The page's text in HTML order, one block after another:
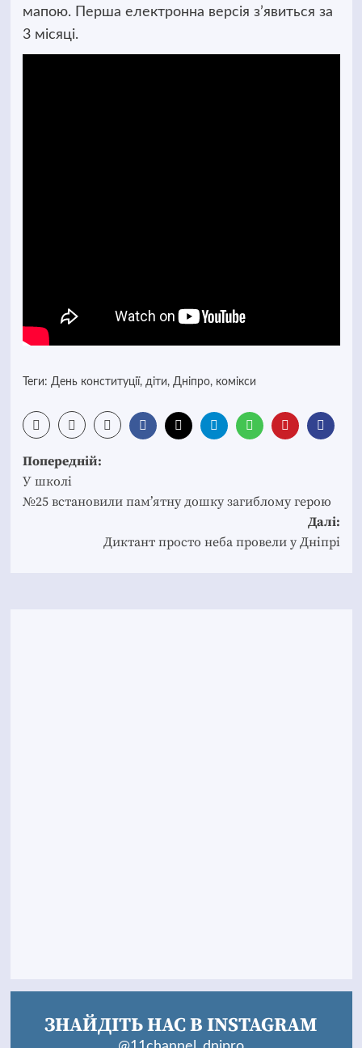
мапою. Перша електронна версія з’явиться за
3 місяці.
Теги: День конституції, діти, Дніпро, комікси
Post
navigation
Попередній:
У школі
№25 встановили пам’ятну дошку загиблому герою
Далі:
Диктант просто неба провели у Дніпрі
ЗНАЙДІТЬ НАС В INSTAGRAM